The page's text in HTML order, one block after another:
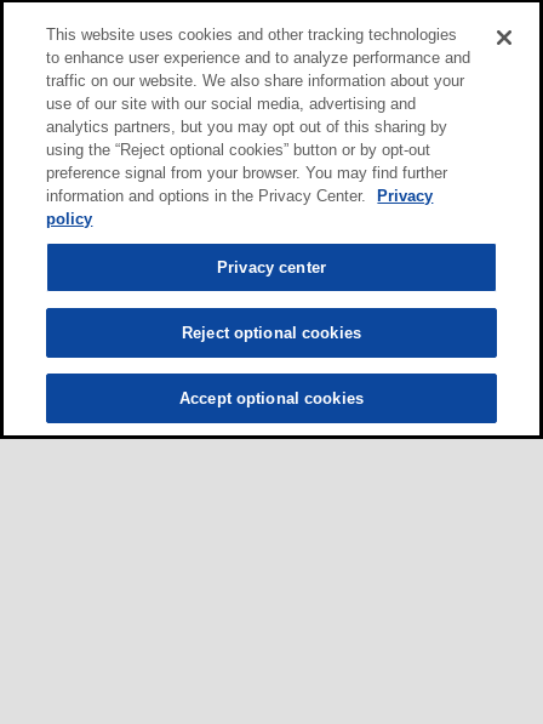
This website uses cookies and other tracking technologies
to enhance user experience and to analyze performance and
traffic on our website. We also share information about your
use of our site with our social media, advertising and
analytics partners, but you may opt out of this sharing by
using the “Reject optional cookies” button or by opt-out
preference signal from your browser. You may find further
information and options in the Privacy Center.
Privacy
policy
Privacy center
Reject optional cookies
Accept optional cookies